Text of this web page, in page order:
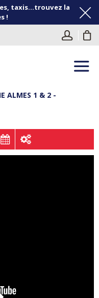
taxis...trouvez la
!
ALMES 1 & 2 -